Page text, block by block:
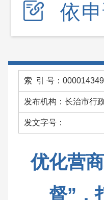
依
索 引 号：
发布机构：长治市行
发文字号：
优化营
督”，